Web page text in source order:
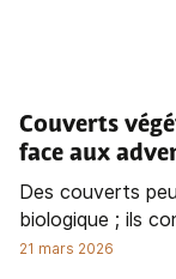
Couverts
face aux
Des couverts
biologique ; ils
21 mars 2026